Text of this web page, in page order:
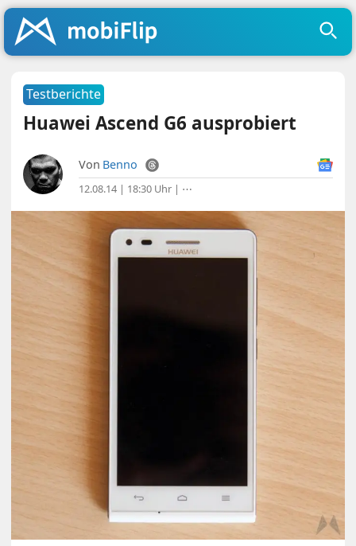
Testberichte
Huawei Ascend G6 ausprobiert
Von Benno
12.08.14 | 18:30 Uhr | ⋯